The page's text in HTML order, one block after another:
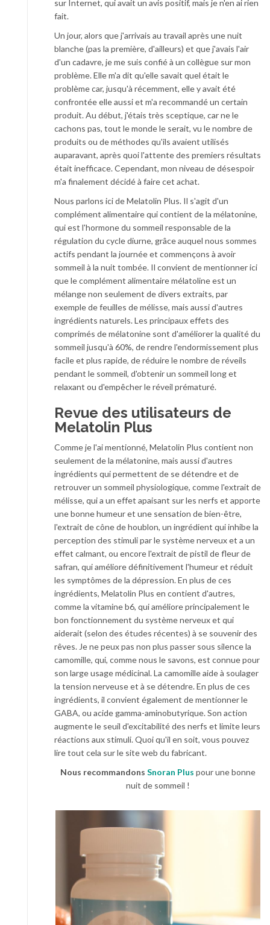
sur Internet, qui avait un avis positif, mais je n'en ai rien
fait.
Un jour, alors que j'arrivais au travail après une nuit
blanche (pas la première, d'ailleurs) et que j'avais l'air
d'un cadavre, je me suis confié à un collègue sur mon
problème. Elle m'a dit qu'elle savait quel était le
problème car, jusqu'à récemment, elle y avait été
confrontée elle aussi et m'a recommandé un certain
produit. Au début, j'étais très sceptique, car ne le
cachons pas, tout le monde le serait, vu le nombre de
produits ou de méthodes qu'ils avaient utilisés
auparavant, après quoi l'attente des premiers résultats
était inefficace. Cependant, mon niveau de désespoir
m'a finalement décidé à faire cet achat.
Nous parlons ici de Melatolin Plus. Il s'agit d'un
complément alimentaire qui contient de la mélatonine,
qui est l'hormone du sommeil responsable de la
régulation du cycle diurne, grâce auquel nous sommes
actifs pendant la journée et commençons à avoir
sommeil à la nuit tombée. Il convient de mentionner ici
que le complément alimentaire mélatoline est un
mélange non seulement de divers extraits, par
exemple de feuilles de mélisse, mais aussi d'autres
ingrédients naturels. Les principaux effets des
comprimés de mélatonine sont d'améliorer la qualité du
sommeil jusqu'à 60%, de rendre l'endormissement plus
facile et plus rapide, de réduire le nombre de réveils
pendant le sommeil, d'obtenir un sommeil long et
relaxant ou d'empêcher le réveil prématuré.
Revue des utilisateurs de
Melatolin Plus
Comme je l'ai mentionné, Melatolin Plus contient non
seulement de la mélatonine, mais aussi d'autres
ingrédients qui permettent de se détendre et de
retrouver un sommeil physiologique, comme l'extrait de
mélisse, qui a un effet apaisant sur les nerfs et apporte
une bonne humeur et une sensation de bien-être,
l'extrait de cône de houblon, un ingrédient qui inhibe la
perception des stimuli par le système nerveux et a un
effet calmant, ou encore l'extrait de pistil de fleur de
safran, qui améliore définitivement l'humeur et réduit
les symptômes de la dépression. En plus de ces
ingrédients, Melatolin Plus en contient d'autres,
comme la vitamine b6, qui améliore principalement le
bon fonctionnement du système nerveux et qui
aiderait (selon des études récentes) à se souvenir des
rêves. Je ne peux pas non plus passer sous silence la
camomille, qui, comme nous le savons, est connue pour
son large usage médicinal. La camomille aide à soulager
la tension nerveuse et à se détendre. En plus de ces
ingrédients, il convient également de mentionner le
GABA, ou acide gamma-aminobutyrique. Son action
augmente le seuil d'excitabilité des nerfs et limite leurs
réactions aux stimuli. Quoi qu'il en soit, vous pouvez
lire tout cela sur le site web du fabricant.
Nous recommandons Snoran Plus pour une bonne
nuit de sommeil !